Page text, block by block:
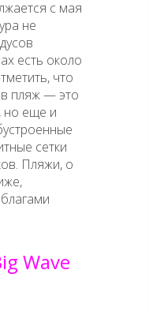
с мая
не
есть около
что
пляж — это
но еще и
сетки
Пляжи, о
Wave